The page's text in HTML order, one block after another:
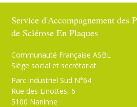
Service d'Accompagnement des
de Sclérose En Plaques
Communauté Française ASBL
Siège social et secrétariat
Parc industriel Sud N°64
Rue des Linottes, 6
5100 Naninne